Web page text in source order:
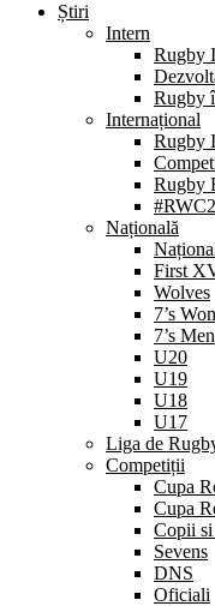
Știri
Intern
Rugby
Rugby
Internațional
Rugby
Rugby
Națională
First
Wolves
7’s
7’s Men
U20
U19
U18
U17
Liga de
Competiții
Cupa
Cupa
Copii
Sevens
DNS
Oficiali